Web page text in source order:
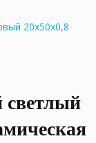
светлый